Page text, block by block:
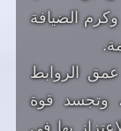
الضيافة
عمق الروابط
وتجسد قوة